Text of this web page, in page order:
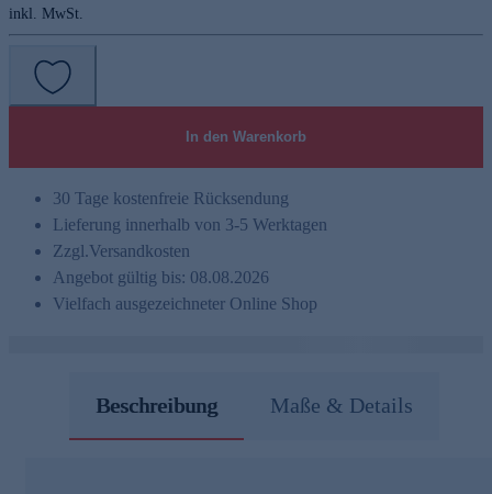
inkl. MwSt.
In den Warenkorb
30 Tage kostenfreie Rücksendung
Lieferung innerhalb von 3-5 Werktagen
Zzgl.Versandkosten
Angebot gültig bis: 08.08.2026
Vielfach ausgezeichneter Online Shop
Beschreibung Maße & Details